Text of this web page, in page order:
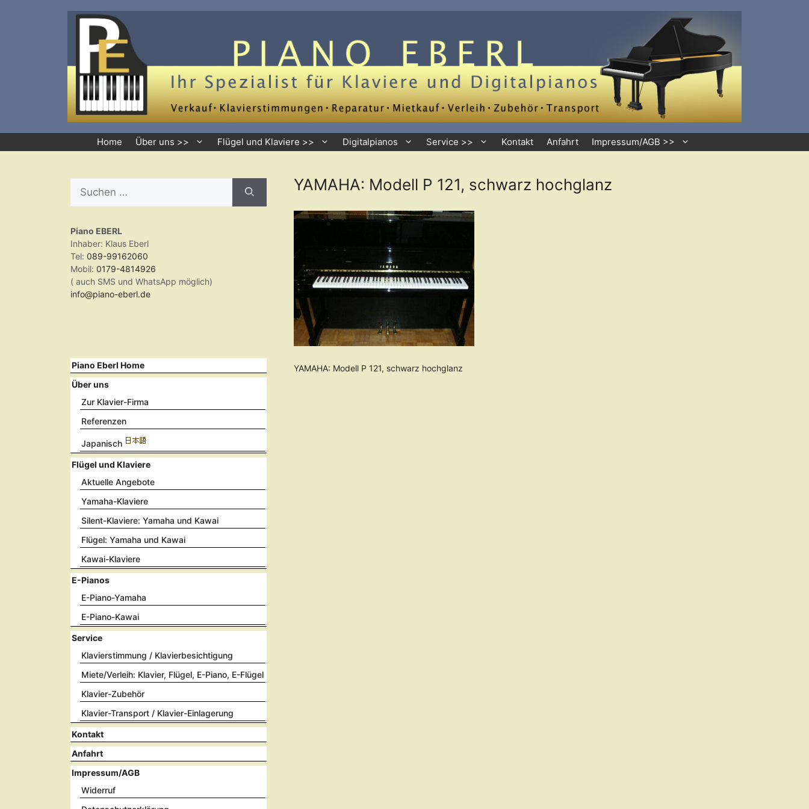
Home Über uns >> Flügel und Klaviere >> Digitalpianos Service >> Kontakt Anfahrt Impressum/AGB >>
YAMAHA: Modell P 121, schwarz hochglanz
YAMAHA: Modell P 121, schwarz hochglanz
nach:
Piano EBERL
Inhaber: Klaus Eberl
Tel: 089-99162060
Mobil: 0179-4814926
( auch SMS und WhatsApp möglich)
info@piano-eberl.de
Piano Eberl Home
Über uns
Zur Klavier-Firma
Referenzen
Japanisch
Flügel und Klaviere
Aktuelle Angebote
Yamaha-Klaviere
Silent-Klaviere: Yamaha und Kawai
Flügel: Yamaha und Kawai
Kawai-Klaviere
E-Pianos
E-Piano-Yamaha
E-Piano-Kawai
Service
Klavierstimmung / Klavierbesichtigung
Miete/Verleih: Klavier, Flügel, E-Piano, E-Flügel
Klavier-Zubehör
Klavier-Transport / Klavier-Einlagerung
Kontakt
Anfahrt
Impressum/AGB
Widerruf